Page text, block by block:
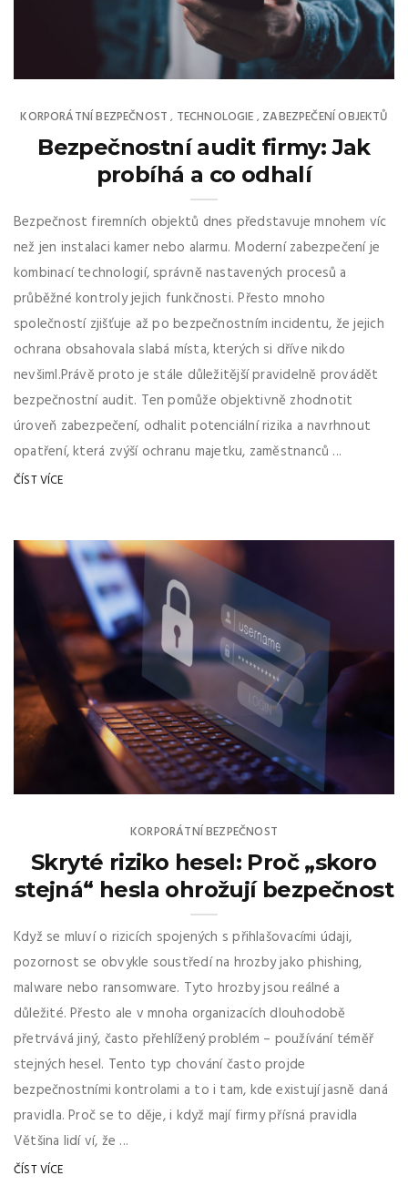
KORPORÁTNÍ BEZPEČNOST , TECHNOLOGIE , ZABEZPEČENÍ OBJEKTŮ
Bezpečnostní audit firmy: Jak
probíhá a co odhalí
Bezpečnost firemních objektů dnes představuje mnohem víc
než jen instalaci kamer nebo alarmu. Moderní zabezpečení je
kombinací technologií, správně nastavených procesů a
průběžné kontroly jejich funkčnosti. Přesto mnoho
společností zjišťuje až po bezpečnostním incidentu, že jejich
ochrana obsahovala slabá místa, kterých si dříve nikdo
nevšiml.Právě proto je stále důležitější pravidelně provádět
bezpečnostní audit. Ten pomůže objektivně zhodnotit
úroveň zabezpečení, odhalit potenciální rizika a navrhnout
opatření, která zvýší ochranu majetku, zaměstnanců ...
ČÍST VÍCE
KORPORÁTNÍ BEZPEČNOST
Skryté riziko hesel: Proč „skoro
stejná“ hesla ohrožují bezpečnost
Když se mluví o rizicích spojených s přihlašovacími údaji,
pozornost se obvykle soustředí na hrozby jako phishing,
malware nebo ransomware. Tyto hrozby jsou reálné a
důležité. Přesto ale v mnoha organizacích dlouhodobě
přetrvává jiný, často přehlížený problém – používání téměř
stejných hesel. Tento typ chování často projde
bezpečnostními kontrolami a to i tam, kde existují jasně daná
pravidla. Proč se to děje, i když mají firmy přísná pravidla
Většina lidí ví, že ...
ČÍST VÍCE